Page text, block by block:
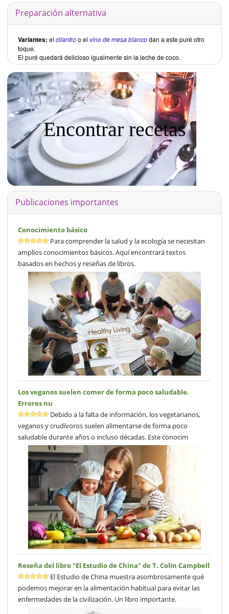
Preparación alternativa
Variantes: el cilantroo el vino de mesa blancodan a este puré otro
toque.
El puré quedará delicioso igualmente sin la leche de coco.
Encontrar recetas
Publicaciones importantes
Conocimiento básico
Para comprender la salud y la ecología se necesitan
amplios conocimientos básicos. Aquí encontrará textos
basados en hechos y reseñas de libros.
Los veganos suelen comer de forma poco saludable.
Errores nu
Debido a la falta de información, los vegetarianos,
veganos y crudívoros suelen alimentarse de forma poco
saludable durante años o incluso décadas. Este conocim
Reseña del libro "El Estudio de China" de T. Colin Campbell
El Estudio de China muestra asombrosamente qué
podemos mejorar en la alimentación habitual para evitar las
enfermedades de la civilización. Un libro importante.